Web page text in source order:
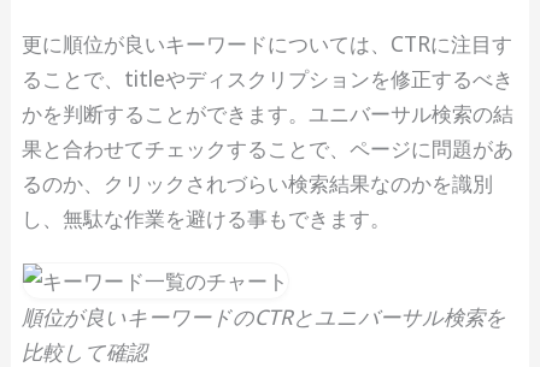
更に順位が良いキーワードについては、CTRに注目す
ることで、titleやディスクリプションを修正するべき
かを判断することができます。ユニバーサル検索の結
果と合わせてチェックすることで、ページに問題があ
るのか、クリックされづらい検索結果なのかを識別
し、無駄な作業を避ける事もできます。
順位が良いキーワードのCTRとユニバーサル検索を
比較して確認